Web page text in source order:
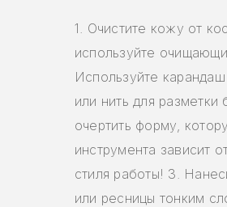
1. Очистите кожу от
используйте
Используйте
или нить для
очертить форму,
инструмента зависит
стиля работы! 3.
или ресницы тонким